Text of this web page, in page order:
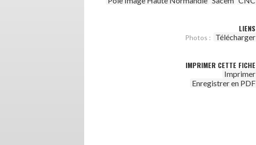
LIENS
Photos : Télécharger
IMPRIMER CETTE FICHE
Imprimer
Enregistrer en PDF